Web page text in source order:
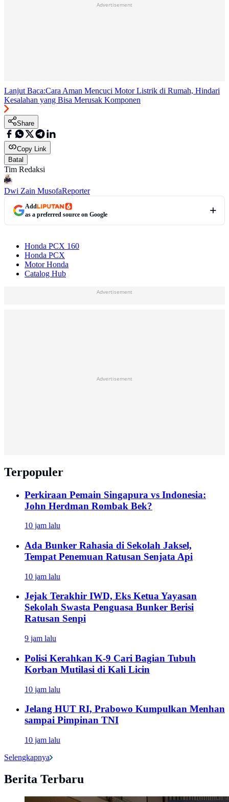
Advertisement
Lanjut Baca:Cara Aman Mencuci Motor Listrik di Rumah, Hindari
Kesalahan yang Bisa Merusak Komponen
Share
Copy Link
Batal
Tim Redaksi
Dwi Zain MusofaReporter
Add
as a preferred source on Google
Honda PCX 160
Honda PCX
Motor Honda
Catalog Hub
Advertisement
Advertisement
Terpopuler
Perkiraan Pemain Singapura vs Indonesia:
John Herdman Rombak Bek?
10 jam lalu
Ada Bunker Rahasia di Sekolah Jaksel,
Tempat Penemuan Ratusan Senjata Api
10 jam lalu
Jejak Terakhir IWD, Eks Ketua Yayasan
Sekolah Swasta Penguasa Bunker Berisi
Ratusan Senpi
9 jam lalu
Polisi Kerahkan K-9 Cari Bagian Tubuh
Korban Mutilasi di Kali Licin
10 jam lalu
Jelang HUT RI, Prabowo Kumpulkan Menhan
sampai Pimpinan TNI
10 jam lalu
Selengkapnya
Berita Terbaru